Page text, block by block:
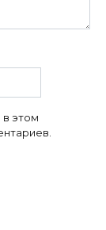
в этом